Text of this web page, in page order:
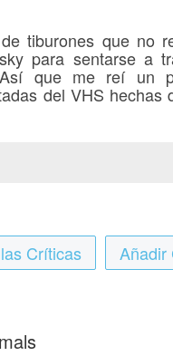
tiburones que no
para sentarse a
que me reí un
del VHS hechas
Críticas Añadir